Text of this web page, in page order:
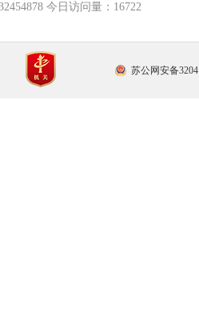
今日访问量： 16722
苏公网安备